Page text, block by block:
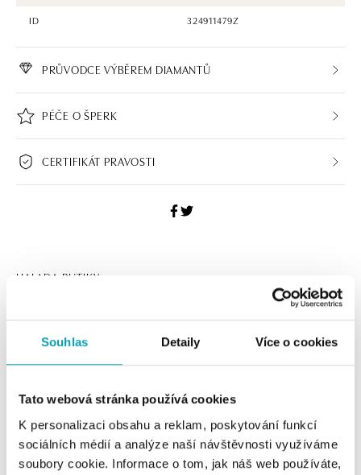
Souhlas Detaily Více o cookies
Tato webová stránka používá cookies
K personalizaci obsahu a reklam, poskytování funkcí
sociálních médií a analýze naší návštěvnosti využíváme
soubory cookie. Informace o tom, jak náš web používáte,
ID
324911479Z
PRŮVODCE VÝBĚREM DIAMANTŮ
PÉČE O ŠPERK
CERTIFIKÁT PRAVOSTI
HALADA BUTIKY